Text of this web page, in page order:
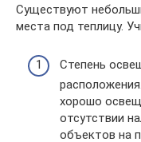
Существуют
места под теплицу.
Степень
хорошо
отсутствии
объектов на